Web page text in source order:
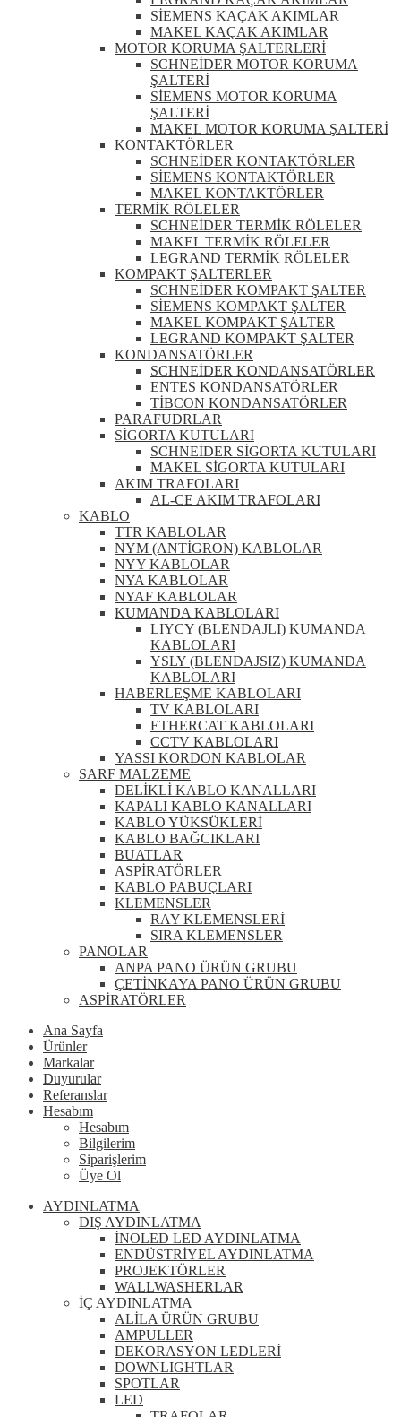
SİEMENS KAÇAK AKIMLAR
MAKEL KAÇAK AKIMLAR
MOTOR KORUMA ŞALTERLERİ
SCHNEİDER MOTOR KORUMA
ŞALTERİ
SİEMENS MOTOR KORUMA
ŞALTERİ
MAKEL MOTOR KORUMA ŞALTERİ
KONTAKTÖRLER
SCHNEİDER KONTAKTÖRLER
SİEMENS KONTAKTÖRLER
MAKEL KONTAKTÖRLER
TERMİK RÖLELER
SCHNEİDER TERMİK RÖLELER
MAKEL TERMİK RÖLELER
LEGRAND TERMİK RÖLELER
KOMPAKT ŞALTERLER
SCHNEİDER KOMPAKT ŞALTER
SİEMENS KOMPAKT ŞALTER
MAKEL KOMPAKT ŞALTER
LEGRAND KOMPAKT ŞALTER
KONDANSATÖRLER
SCHNEİDER KONDANSATÖRLER
ENTES KONDANSATÖRLER
TİBCON KONDANSATÖRLER
PARAFUDRLAR
SİGORTA KUTULARI
SCHNEİDER SİGORTA KUTULARI
MAKEL SİGORTA KUTULARI
AKIM TRAFOLARI
AL-CE AKIM TRAFOLARI
KABLO
TTR KABLOLAR
NYM (ANTİGRON) KABLOLAR
NYY KABLOLAR
NYA KABLOLAR
NYAF KABLOLAR
KUMANDA KABLOLARI
LIYCY (BLENDAJLI) KUMANDA
KABLOLARI
YSLY (BLENDAJSIZ) KUMANDA
KABLOLARI
HABERLEŞME KABLOLARI
TV KABLOLARI
ETHERCAT KABLOLARI
CCTV KABLOLARI
YASSI KORDON KABLOLAR
SARF MALZEME
DELİKLİ KABLO KANALLARI
KAPALI KABLO KANALLARI
KABLO YÜKSÜKLERİ
KABLO BAĞCIKLARI
BUATLAR
ASPİRATÖRLER
KABLO PABUÇLARI
KLEMENSLER
RAY KLEMENSLERİ
SIRA KLEMENSLER
PANOLAR
ANPA PANO ÜRÜN GRUBU
ÇETİNKAYA PANO ÜRÜN GRUBU
ASPİRATÖRLER
Ana Sayfa
Ürünler
Markalar
Duyurular
Referanslar
Hesabım
Hesabım
Bilgilerim
Siparişlerim
Üye Ol
AYDINLATMA
DIŞ AYDINLATMA
İNOLED LED AYDINLATMA
ENDÜSTRİYEL AYDINLATMA
PROJEKTÖRLER
WALLWASHERLAR
İÇ AYDINLATMA
ALİLA ÜRÜN GRUBU
AMPULLER
DEKORASYON LEDLERİ
DOWNLIGHTLAR
SPOTLAR
LED